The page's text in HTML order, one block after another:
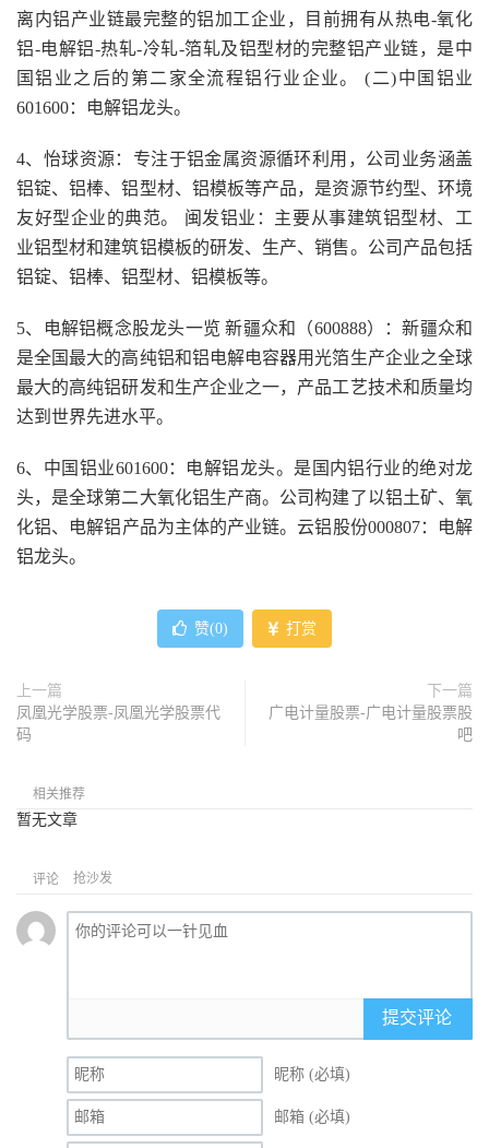
离内铝产业链最完整的铝加工企业，目前拥有从热电-氧化
铝-电解铝-热轧-冷轧-箔轧及铝型材的完整铝产业链，是中
国铝业之后的第二家全流程铝行业企业。 (二)中国铝业
601600：电解铝龙头。
4、怡球资源：专注于铝金属资源循环利用，公司业务涵盖
铝锭、铝棒、铝型材、铝模板等产品，是资源节约型、环境
友好型企业的典范。 闽发铝业：主要从事建筑铝型材、工
业铝型材和建筑铝模板的研发、生产、销售。公司产品包括
铝锭、铝棒、铝型材、铝模板等。
5、电解铝概念股龙头一览 新疆众和（600888）：新疆众和
是全国最大的高纯铝和铝电解电容器用光箔生产企业之全球
最大的高纯铝研发和生产企业之一，产品工艺技术和质量均
达到世界先进水平。
6、中国铝业601600：电解铝龙头。是国内铝行业的绝对龙
头，是全球第二大氧化铝生产商。公司构建了以铝土矿、氧
化铝、电解铝产品为主体的产业链。云铝股份000807：电解
铝龙头。
赞(0) 打赏
上一篇
凤凰光学股票-凤凰光学股票代
码
下一篇
广电计量股票-广电计量股票股
吧
相关推荐
暂无文章
评论 抢沙发
提交评论
昵称 (必填)
邮箱 (必填)